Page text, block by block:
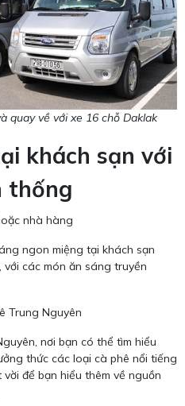
quay về với xe 16 chỗ Daklak
khách sạn với
thống
nhà hàng
ngon miệng tại khách sạn
các món ăn sáng truyền
Trung Nguyên
nơi bạn có thể tìm hiểu
thức các loại cà phê nổi tiếng
để bạn hiểu thêm về nguồn